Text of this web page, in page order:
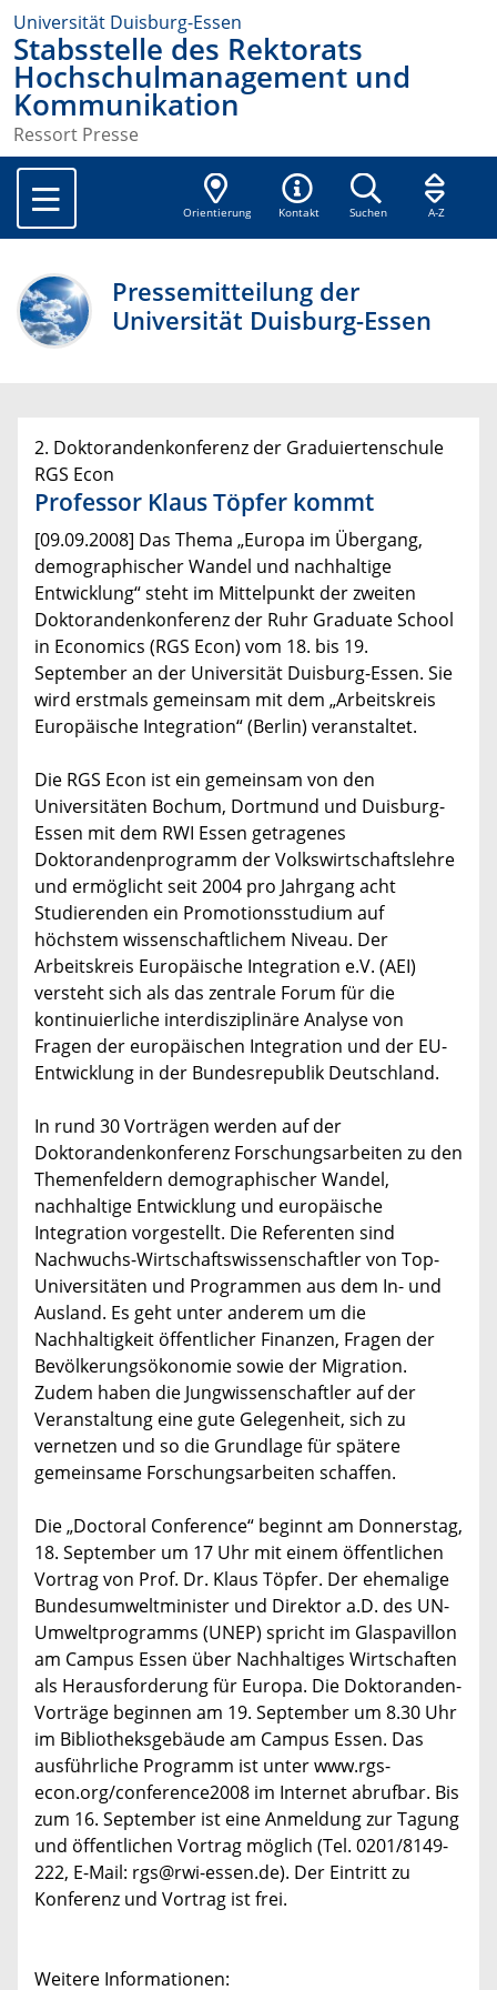
Universität Duisburg-Essen
Stabsstelle des Rektorats
Hochschulmanagement und
Kommunikation
Ressort Presse
Orientierung Kontakt Suchen A-Z
Pressemitteilung der
Universität Duisburg-Essen
2. Doktorandenkonferenz der Graduiertenschule
RGS Econ
Professor Klaus Töpfer kommt
[09.09.2008] Das Thema „Europa im Übergang,
demographischer Wandel und nachhaltige
Entwicklung“ steht im Mittelpunkt der zweiten
Doktorandenkonferenz der Ruhr Graduate School
in Economics (RGS Econ) vom 18. bis 19.
September an der Universität Duisburg-Essen. Sie
wird erstmals gemeinsam mit dem „Arbeitskreis
Europäische Integration“ (Berlin) veranstaltet.
Die RGS Econ ist ein gemeinsam von den
Universitäten Bochum, Dortmund und Duisburg-
Essen mit dem RWI Essen getragenes
Doktorandenprogramm der Volkswirtschaftslehre
und ermöglicht seit 2004 pro Jahrgang acht
Studierenden ein Promotionsstudium auf
höchstem wissenschaftlichem Niveau. Der
Arbeitskreis Europäische Integration e.V. (AEI)
versteht sich als das zentrale Forum für die
kontinuierliche interdisziplinäre Analyse von
Fragen der europäischen Integration und der EU-
Entwicklung in der Bundesrepublik Deutschland.
In rund 30 Vorträgen werden auf der
Doktorandenkonferenz Forschungsarbeiten zu den
Themenfeldern demographischer Wandel,
nachhaltige Entwicklung und europäische
Integration vorgestellt. Die Referenten sind
Nachwuchs-Wirtschaftswissenschaftler von Top-
Universitäten und Programmen aus dem In- und
Ausland. Es geht unter anderem um die
Nachhaltigkeit öffentlicher Finanzen, Fragen der
Bevölkerungsökonomie sowie der Migration.
Zudem haben die Jungwissenschaftler auf der
Veranstaltung eine gute Gelegenheit, sich zu
vernetzen und so die Grundlage für spätere
gemeinsame Forschungsarbeiten schaffen.
Die „Doctoral Conference“ beginnt am Donnerstag,
18. September um 17 Uhr mit einem öffentlichen
Vortrag von Prof. Dr. Klaus Töpfer. Der ehemalige
Bundesumweltminister und Direktor a.D. des UN-
Umweltprogramms (UNEP) spricht im Glaspavillon
am Campus Essen über Nachhaltiges Wirtschaften
als Herausforderung für Europa. Die Doktoranden-
Vorträge beginnen am 19. September um 8.30 Uhr
im Bibliotheksgebäude am Campus Essen. Das
ausführliche Programm ist unter www.rgs-
econ.org/conference2008 im Internet abrufbar. Bis
zum 16. September ist eine Anmeldung zur Tagung
und öffentlichen Vortrag möglich (Tel. 0201/8149-
222, E-Mail: rgs@rwi-essen.de). Der Eintritt zu
Konferenz und Vortrag ist frei.
Weitere Informationen: